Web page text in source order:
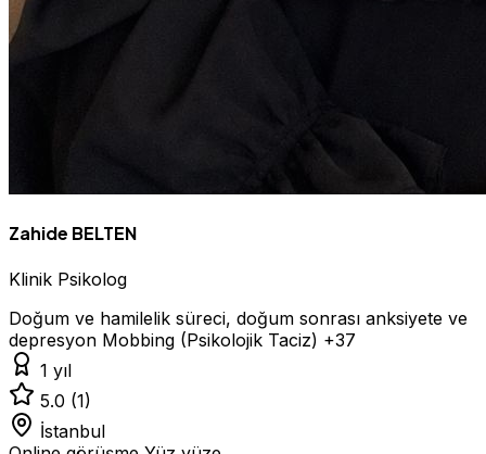
Zahide BELTEN
Klinik Psikolog
Doğum ve hamilelik süreci, doğum sonrası anksiyete ve
depresyon Mobbing (Psikolojik Taciz) +37
1 yıl
5.0 (1)
İstanbul